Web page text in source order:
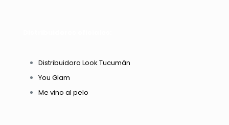
Distribuidora Look Tucumán
You Glam
Me vino al pelo